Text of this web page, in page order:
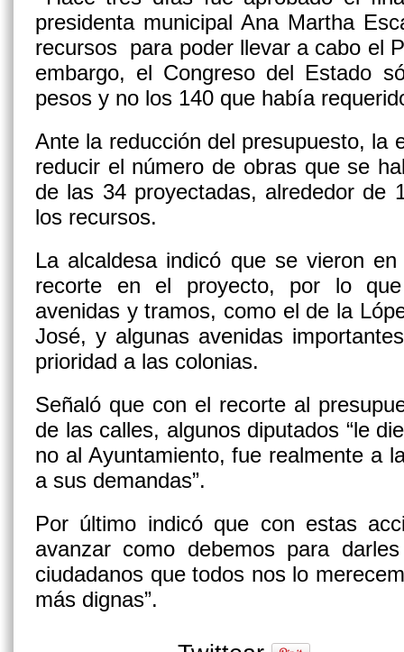
presidenta municipal Ana Martha
recursos para poder llevar a cabo el
embargo, el Congreso del Estado
pesos y no los 140 que había
Ante la reducción del presupuesto, la
reducir el número de obras que se
de las 34 proyectadas, alrededor de
los recursos.
La alcaldesa indicó que se vieron
recorte en el proyecto, por lo
avenidas y tramos, como el de la
José, y algunas avenidas
prioridad a las colonias.
Señaló que con el recorte al
de las calles, algunos diputados “le
no al Ayuntamiento, fue realmente a
a sus demandas”.
Por último indicó que con estas
avanzar como debemos para
ciudadanos que todos nos lo
más dignas”.